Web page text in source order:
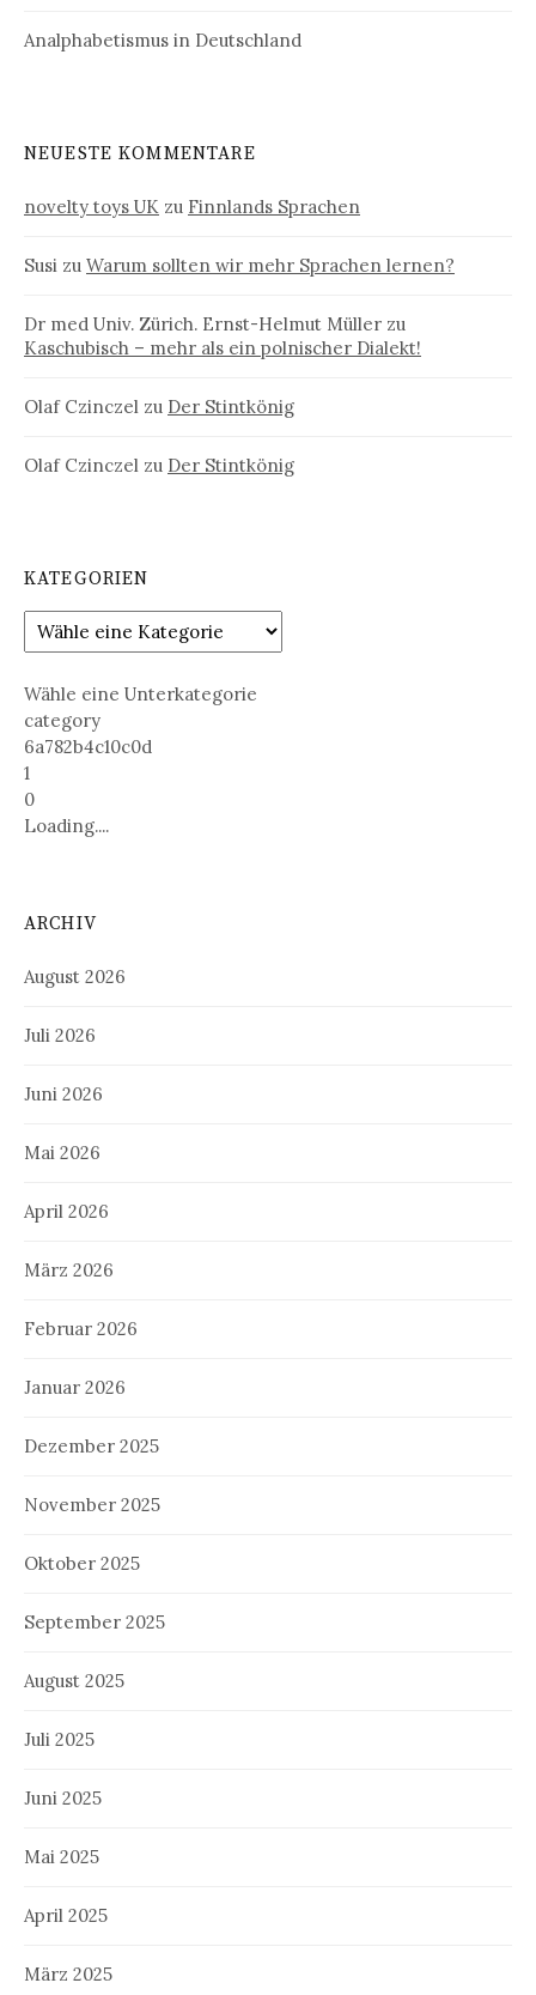
Analphabetismus in Deutschland
NEUESTE KOMMENTARE
novelty toys UK zu Finnlands Sprachen
Susi zu Warum sollten wir mehr Sprachen lernen?
Dr med Univ. Zürich. Ernst-Helmut Müller zu
Kaschubisch – mehr als ein polnischer Dialekt!
Olaf Czinczel zu Der Stintkönig
Olaf Czinczel zu Der Stintkönig
KATEGORIEN
Wähle eine Unterkategorie
category
6a782b4c10c0d
1
0
Loading....
ARCHIV
August 2026
Juli 2026
Juni 2026
Mai 2026
April 2026
März 2026
Februar 2026
Januar 2026
Dezember 2025
November 2025
Oktober 2025
September 2025
August 2025
Juli 2025
Juni 2025
Mai 2025
April 2025
März 2025